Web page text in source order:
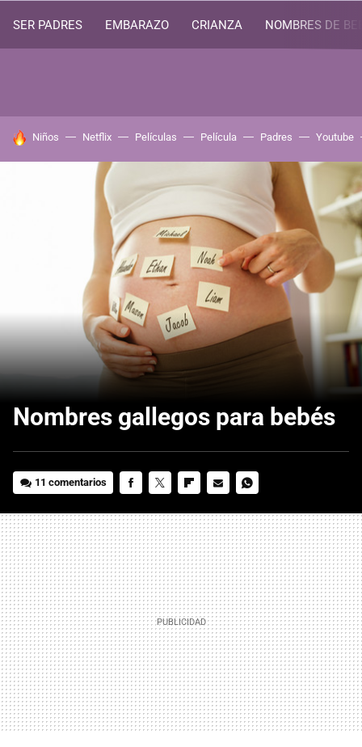
SER PADRES EMBARAZO CRIANZA NOMBRES DE
HOY SE HABLA DE
Niños Netflix Películas Película Padres Youtube
Nombres gallegos para bebés
11 comentarios
MAIL